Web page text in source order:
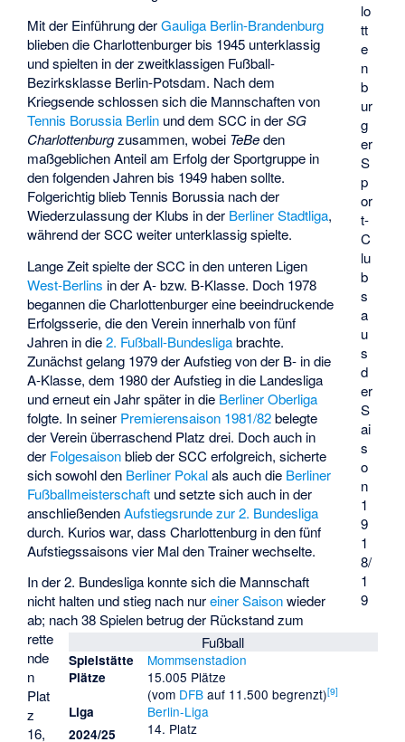
lo
tt
e
n
b
ur
g
er
S
p
or
t-
C
lu
b
s
a
u
s
d
er
S
ai
s
o
n
1
9
1
8/
1
9
Fußball
Spielstätte Mommsenstadion
Plätze
15.005 Plätze
(vom DFBauf 11.500 begrenzt)[9]
Liga Berlin-Liga
2024/25 14. Platz
Mit der Einführung derGauliga Berlin-Brandenburg
blieben die Charlottenburger bis 1945 unterklassig
und spielten in der zweitklassigen Fußball-
Bezirksklasse Berlin-Potsdam. Nach dem
Kriegsende schlossen sich die Mannschaften von
Tennis Borussia Berlin und dem SCC in derSG
Charlottenburgzusammen, wobei TeBeden
maßgeblichen Anteil am Erfolg der Sportgruppe in
den folgenden Jahren bis 1949 haben sollte.
Folgerichtig blieb Tennis Borussia nach der
Wiederzulassung der Klubs in der Berliner Stadtliga,
während der SCC weiter unterklassig spielte.
Lange Zeit spielte der SCC in den unteren Ligen
West-Berlins in der A- bzw. B-Klasse. Doch 1978
begannen die Charlottenburger eine beeindruckende
Erfolgsserie, die den Verein innerhalb von fünf
Jahren in die2. Fußball-Bundesligabrachte.
Zunächst gelang 1979 der Aufstieg von der B- in die
A-Klasse, dem 1980 der Aufstieg in die Landesliga
und erneut ein Jahr später in die Berliner Oberliga
folgte. In seiner Premierensaison 1981/82belegte
der Verein überraschend Platz drei. Doch auch in
der Folgesaisonblieb der SCC erfolgreich, sicherte
sich sowohl den Berliner Pokalals auch die Berliner
Fußballmeisterschaft und setzte sich auch in der
anschließendenAufstiegsrunde zur 2. Bundesliga
durch. Kurios war, dass Charlottenburg in den fünf
Aufstiegssaisons vier Mal den Trainer wechselte.
In der 2. Bundesliga konnte sich die Mannschaft
nicht halten und stieg nach nureiner Saisonwieder
ab; nach 38 Spielen betrug der Rückstand zum
rette
nde
n
Plat
z
16,